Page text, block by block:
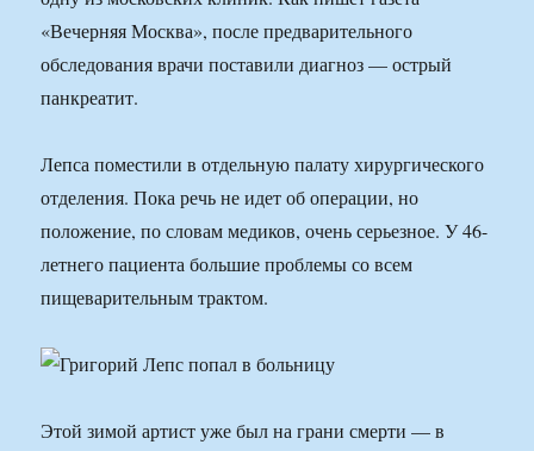
«Вечерняя Москва», после предварительного
обследования врачи поставили диагноз — острый
панкреатит.
Лепса поместили в отдельную палату хирургического
отделения. Пока речь не идет об операции, но
положение, по словам медиков, очень серьезное. У 46-
летнего пациента большие проблемы со всем
пищеварительным трактом.
Этой зимой артист уже был на грани смерти — в